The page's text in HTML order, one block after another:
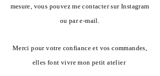
mesure, vous pouvez me contacter sur Instagram
ou par e-mail.
Merci pour votre confiance et vos commandes,
elles font vivre mon petit atelier